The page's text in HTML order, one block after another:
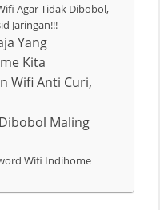
Agar Tidak Dibobol,
Jaringan!!!
Yang
Kita
Wifi Anti Curi,
Maling
Wifi Indihome